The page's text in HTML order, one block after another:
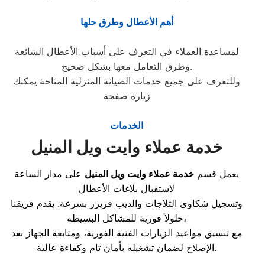
أهم الأعطال وطرق حلها
لمساعدة العملاء في التعرف على أسباب الأعطال الشائعة
وطرق التعامل معها بشكل صحيح.
وللتعرف على جميع خدمات الصيانة المنزلية المتاحة يمكنك
زيارة صفحة
الخدمات
خدمة عملاء وايت ويل المنيل
يعمل قسم خدمة عملاء وايت ويل المنيل على مدار الساعة
لاستقبال بلاغات الأعطال
وتسجيل شكاوى الثلاجات والديب فريزر بسرعة. يقدم فريقنا
حلولاً فورية للمشاكل البسيطة،
مع تنسيق مواعيد الزيارات الفنية الفورية، ومتابعة الجهاز بعد
الإصلاح لضمان تشغيله بأمان تام وكفاءة عالية.